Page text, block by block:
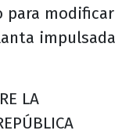
para modificar
impulsada
LA